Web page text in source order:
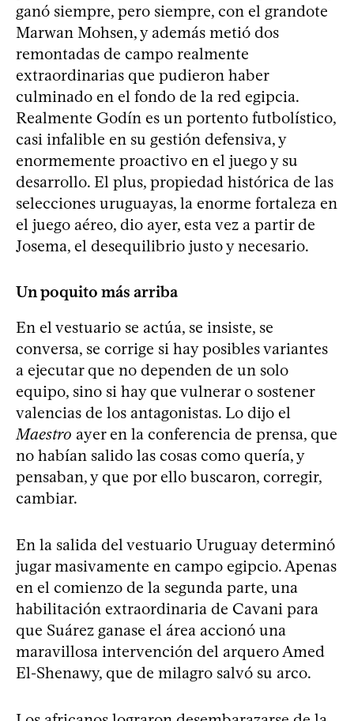
ganó siempre, pero siempre, con el grandote
Marwan Mohsen, y además metió dos
remontadas de campo realmente
extraordinarias que pudieron haber
culminado en el fondo de la red egipcia.
Realmente Godín es un portento futbolístico,
casi infalible en su gestión defensiva, y
enormemente proactivo en el juego y su
desarrollo. El plus, propiedad histórica de las
selecciones uruguayas, la enorme fortaleza en
el juego aéreo, dio ayer, esta vez a partir de
Josema, el desequilibrio justo y necesario.
Un poquito más arriba
En el vestuario se actúa, se insiste, se
conversa, se corrige si hay posibles variantes
a ejecutar que no dependen de un solo
equipo, sino si hay que vulnerar o sostener
valencias de los antagonistas. Lo dijo el
Maestro ayer en la conferencia de prensa, que
no habían salido las cosas como quería, y
pensaban, y que por ello buscaron, corregir,
cambiar.
En la salida del vestuario Uruguay determinó
jugar masivamente en campo egipcio. Apenas
en el comienzo de la segunda parte, una
habilitación extraordinaria de Cavani para
que Suárez ganase el área accionó una
maravillosa intervención del arquero Amed
El-Shenawy, que de milagro salvó su arco.